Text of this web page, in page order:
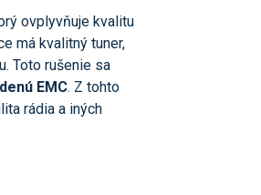
ovplyvňuje kvalitu
má kvalitný tuner,
Toto rušenie sa
EMC. Z tohto
rádia a iných